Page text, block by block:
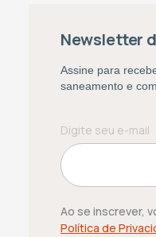
Newsletter
Assine para
saneamento e
Ao se inscrever,
Política de